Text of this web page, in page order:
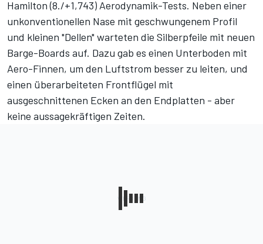
Hamilton (8./+1,743) Aerodynamik-Tests. Neben einer
unkonventionellen Nase mit geschwungenem Profil
und kleinen "Dellen" warteten die Silberpfeile mit neuen
Barge-Boards auf. Dazu gab es einen Unterboden mit
Aero-Finnen, um den Luftstrom besser zu leiten, und
einen überarbeiteten Frontflügel mit
ausgeschnittenen Ecken an den Endplatten - aber
keine aussagekräftigen Zeiten.